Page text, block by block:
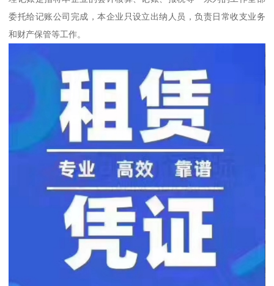
委托给记账公司完成，本企业只设立出纳人员，负责日常收支业务
和财产保管等工作。